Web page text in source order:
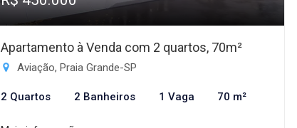
Apartamento à Venda com 2 quartos, 70m²
Aviação, Praia Grande-SP
2 Quartos 2 Banheiros 1 Vaga 70 m²